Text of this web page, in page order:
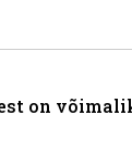
on